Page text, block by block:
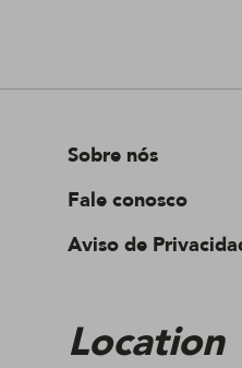
Sobre nós
Fale conosco
Aviso de
Location